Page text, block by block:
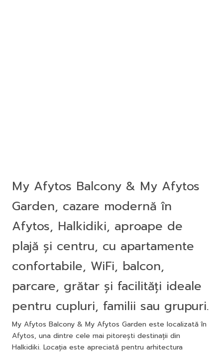
My Afytos Balcony & My Afytos
Garden, cazare modernă în
Afytos, Halkidiki, aproape de
plajă și centru, cu apartamente
confortabile, WiFi, balcon,
parcare, grătar și facilități ideale
pentru cupluri, familii sau grupuri.
My Afytos Balcony & My Afytos Garden este localizată în
Afytos, una dintre cele mai pitorești destinații din
Halkidiki. Locația este apreciată pentru arhitectura